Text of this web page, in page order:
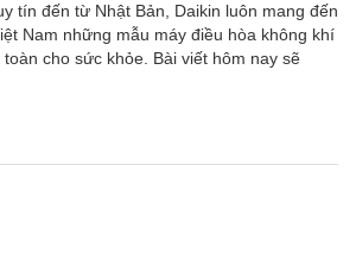
tín đến từ Nhật Bản, Daikin luôn mang đến
Nam những mẫu máy điều hòa không khí
cho sức khỏe. Bài viết hôm nay sẽ